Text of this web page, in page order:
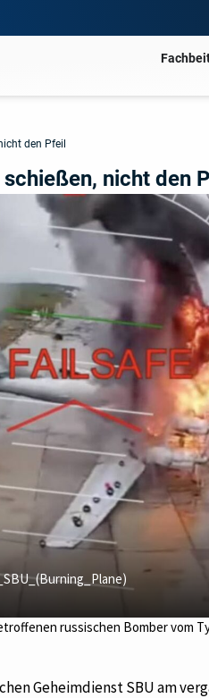
den Pfeil
nicht den
russischen Bomber vom
Geheimdienst SBU am